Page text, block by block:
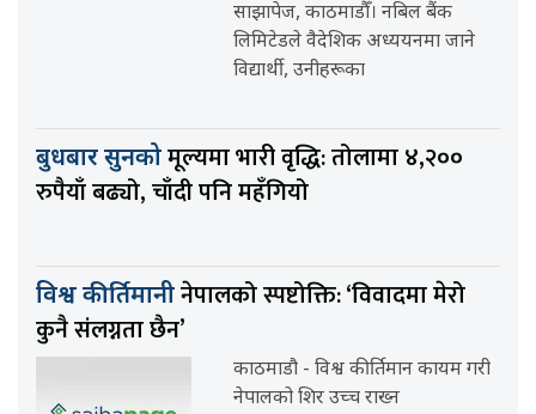
साझापेज, काठमाडौँ। नबिल बैंक
लिमिटेडले वैदेशिक अध्ययनमा जाने
विद्यार्थी, उनीहरूका
बुधबार सुनकोमूल्यमा भारी वृद्धि: तोलामा ४,२००
रुपैयाँ बढ्यो, चाँदी पनि महँगियो
विश्व कीर्तिमानीनेपालको स्पष्टोक्ति: ‘विवादमा मेरो
कुनै संलग्नता छैन’
काठमाडौ - विश्व कीर्तिमान कायम गरी
नेपालको शिर उच्च राख्न